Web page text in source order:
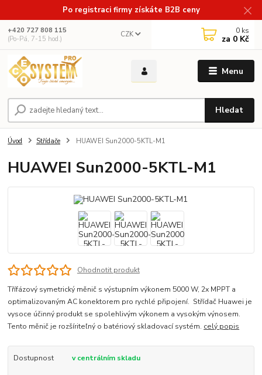
Po registraci firmy získáte B2B ceny
Menu
CZK
Hledat
+420 727 808 115
(Po-Pá, 7-15 hod.)
0 ks
za 0 Kč
Úvod Střídače HUAWEI Sun2000-5KTL-M1
HUAWEI Sun2000-5KTL-M1
Ohodnotit produkt
Třífázový symetrický měnič s výstupním výkonem 5000 W, 2x MPPT a
optimalizovaným AC konektorem pro rychlé připojení. Střídač Huawei je
vysoce účinný produkt se spolehlivým výkonem a vysokým výnosem.
Tento měnič je rozšíriteľný o batériový skladovací systém. celý popis
Dostupnost v centrálním skladu